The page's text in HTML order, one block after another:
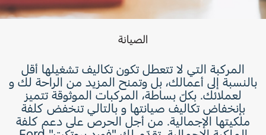
الصيانة
المركبة التي لا تتعطل تكون تكاليف تشغيلها أقل
بالنسبة إلى أعمالك، بل وتمنح المزيد من الراحة لك و
لعملائك. بكلّ بساطة، المركبات الموثوقة تتميز
بإنخفاض تكاليف صيانتها و بالتالي تنخفض كلفة
ملكيتها الإجمالية. من أجل الحرص على دعم كلفة